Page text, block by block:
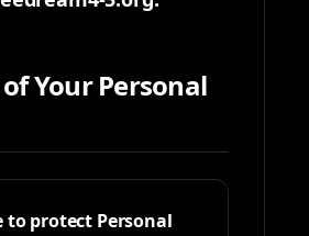
Your Personal
to protect Personal